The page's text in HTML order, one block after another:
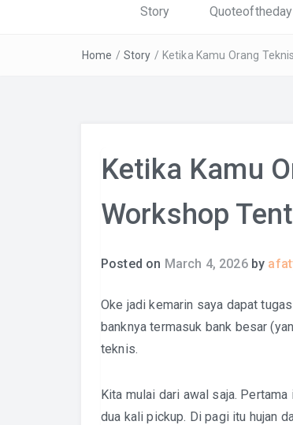
Story Quoteoftheday
Home / Story / Ketika Kamu Orang
Ketika Kamu
Workshop
Posted on March 4, 2026by
Oke jadi kemarin saya dapat
banknya termasuk bank besar
teknis.
Kita mulai dari awal saja.
dua kali pickup. Di pagi itu hujan